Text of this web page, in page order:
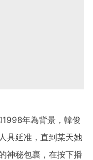
年為背景，韓俊
具延准，直到某天她
神秘包裹，在按下播